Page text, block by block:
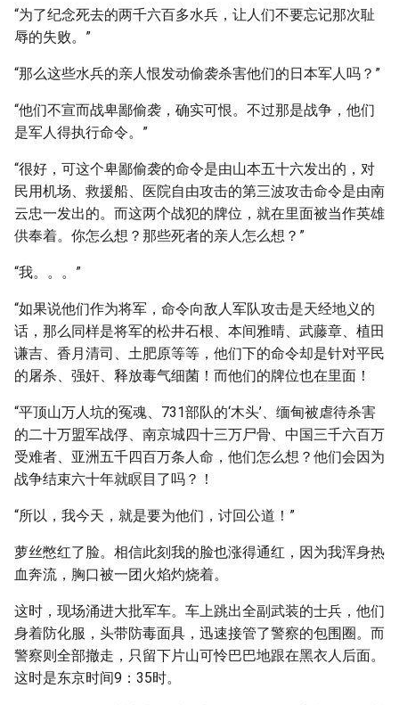
“为了纪念死去的两千六百多水兵，让人们不要忘记那次耻
辱的失败。”
“那么这些水兵的亲人恨发动偷袭杀害他们的日本军人吗？”
“他们不宣而战卑鄙偷袭，确实可恨。不过那是战争，他们
是军人得执行命令。”
“很好，可这个卑鄙偷袭的命令是由山本五十六发出的，对
民用机场、救援船、医院自由攻击的第三波攻击命令是由南
云忠一发出的。而这两个战犯的牌位，就在里面被当作英雄
供奉着。你怎么想？那些死者的亲人怎么想？”
“我。。。”
“如果说他们作为将军，命令向敌人军队攻击是天经地义的
话，那么同样是将军的松井石根、本间雅晴、武藤章、植田
谦吉、香月清司、土肥原等等，他们下的命令却是针对平民
的屠杀、强奸、释放毒气细菌！而他们的牌位也在里面！
“平顶山万人坑的冤魂、731部队的‘木头’、缅甸被虐待杀害
的二十万盟军战俘、南京城四十三万尸骨、中国三千六百万
受难者、亚洲五千四百万条人命，他们怎么想？他们会因为
战争结束六十年就瞑目了吗？！
“所以，我今天，就是要为他们，讨回公道！”
萝丝憋红了脸。相信此刻我的脸也涨得通红，因为我浑身热
血奔流，胸口被一团火焰灼烧着。
这时，现场涌进大批军车。车上跳出全副武装的士兵，他们
身着防化服，头带防毒面具，迅速接管了警察的包围圈。而
警察则全部撤走，只留下片山可怜巴巴地跟在黑衣人后面。
这时是东京时间9：35时。